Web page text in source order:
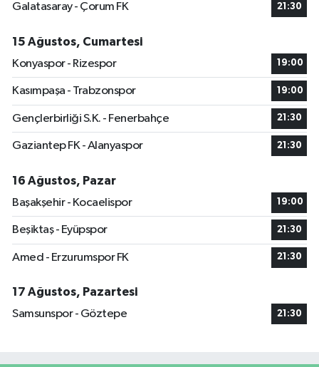
Galatasaray - Çorum FK
21:30
15 Ağustos, Cumartesi
Konyaspor - Rizespor
19:00
Kasımpaşa - Trabzonspor 19:00
Gençlerbirliği S.K. - Fenerbahçe 21:30
Gaziantep FK - Alanyaspor 21:30
16 Ağustos, Pazar
Başakşehir - Kocaelispor
19:00
Beşiktaş - Eyüpspor 21:30
Amed - Erzurumspor FK 21:30
17 Ağustos, Pazartesi
Samsunspor - Göztepe
21:30